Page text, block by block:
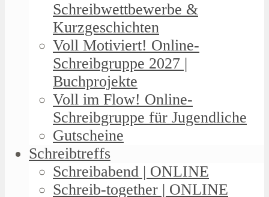
Schreibwettbewerbe &
Kurzgeschichten
Voll Motiviert! Online-
Schreibgruppe 2027 |
Buchprojekte
Voll im Flow! Online-
Schreibgruppe für Jugendliche
Gutscheine
Schreibtreffs
Schreibabend | ONLINE
Schreib-together | ONLINE